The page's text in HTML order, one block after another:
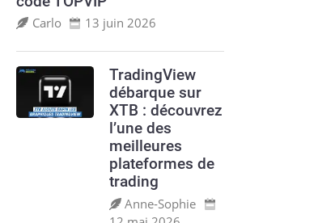
Carlo 13 juin 2026
TradingView
débarque sur
XTB : découvrez
l’une des
meilleures
plateformes de
trading
Anne‑Sophie